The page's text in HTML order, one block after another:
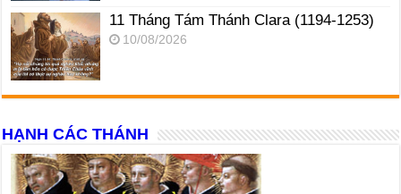
11 Tháng Tám Thánh Clara (1194-1253)
10/08/2026
HẠNH CÁC THÁNH